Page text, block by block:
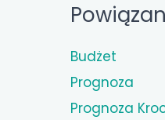
Budżet
Prognoza
Prognoza